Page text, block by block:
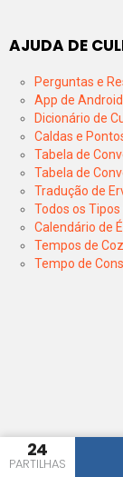
24
PARTILHAS
AJUDA DE
Perguntas e
App de
Dicionário de
Caldas e
Tabela de
Tabela de
Tradução de
Todos os Tipos
Calendário de
Tempos de
Tempo de